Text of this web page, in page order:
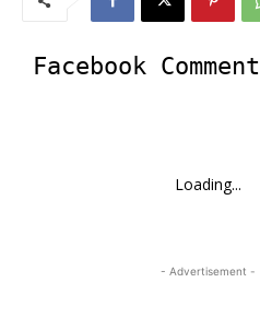
Facebook Comment
Loading...
- Advertisement -